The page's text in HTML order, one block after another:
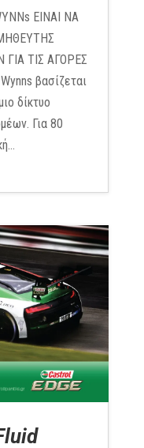
ΕΙΝΑΙ ΝΑ
ΤΙΣ ΑΓΟΡΕΣ
βασίζεται
δίκτυο
Για 80